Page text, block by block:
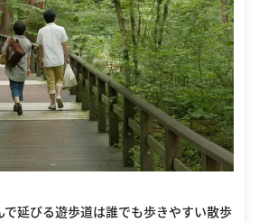
で延びる遊歩道は誰でも歩きやすい散歩